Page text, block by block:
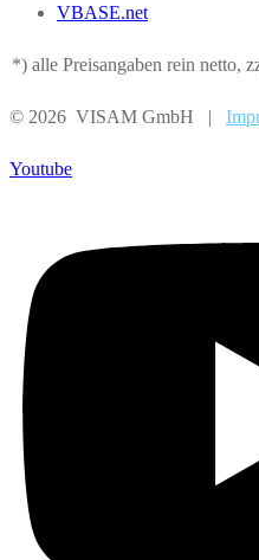
VBASE.net
*) alle Preisangaben rein netto,
© 2026 VISAM GmbH |
Youtube